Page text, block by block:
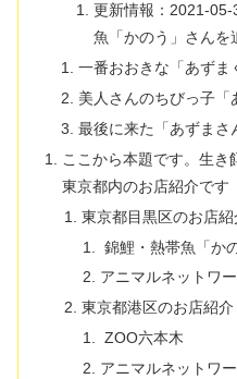
更新情報：2021-
魚「かのう」さんを
一番おおきな「あずま
美人さんのちびっ子「
最後に来た「あずまさ
ここから本題です。生き
東京都内のお店紹介です
東京都目黒区のお店紹
錦鯉・熱帯魚「か
アニマルネットワ
東京都港区のお店紹介
ZOO六本木
アニマルネットワ